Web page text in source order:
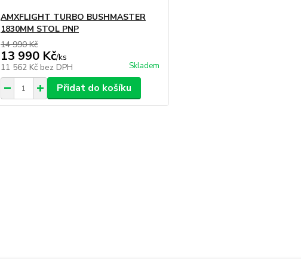
AMXFLIGHT TURBO BUSHMASTER
1830MM STOL PNP
14 990 Kč
13 990 Kč/ks
11 562 Kč bez DPH Skladem
Přidat do košíku